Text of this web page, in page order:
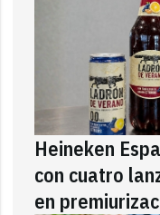
Heineken
con cuatro
en